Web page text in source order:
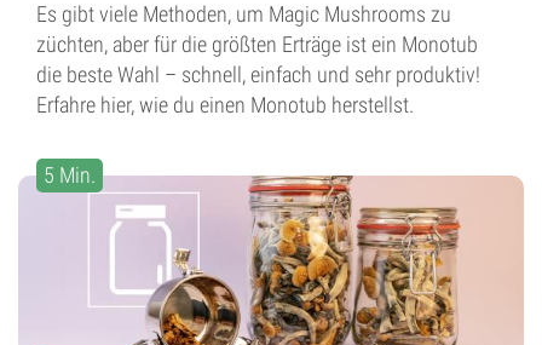
Es gibt viele Methoden, um Magic Mushrooms zu
züchten, aber für die größten Erträge ist ein Monotub
die beste Wahl – schnell, einfach und sehr produktiv!
Erfahre hier, wie du einen Monotub herstellst.
5 Min.